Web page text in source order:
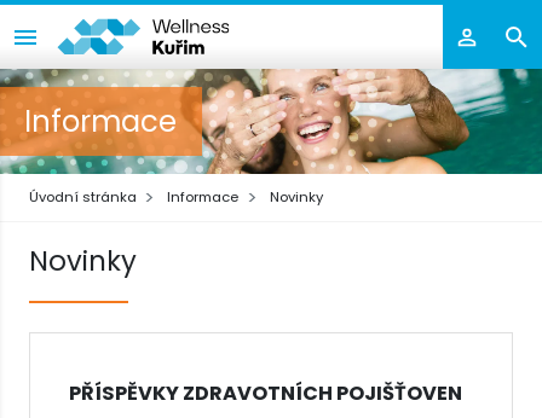
Informace
Úvodní stránka Informace Novinky
Novinky
PŘÍSPĚVKY ZDRAVOTNÍCH POJIŠŤOVEN